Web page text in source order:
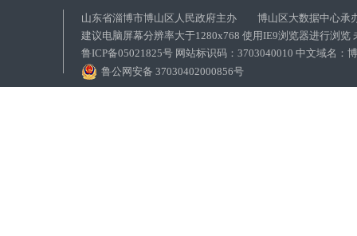
山东省淄博市博山区人民政府主办 博山区大数据中心承
建议电脑屏幕分辨率大于1280x768 使用IE9浏览器进行浏览
鲁ICP备05021825号 网站标识码：3703040010 中文域名：
鲁公网安备 37030402000856号